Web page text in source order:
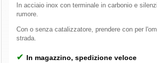
In acciaio inox con terminale in carbonio e
rumore.
Con o senza catalizzatore, prendere con per
strada.
✔ In magazzino, spedizione veloce